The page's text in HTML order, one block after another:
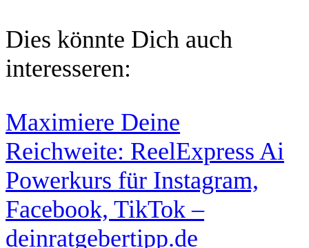
Dies könnte Dich auch
interesseren:
Maximiere Deine
Reichweite: ReelExpress Ai
Powerkurs für Instagram,
Facebook, TikTok –
deinratgebertipp.de